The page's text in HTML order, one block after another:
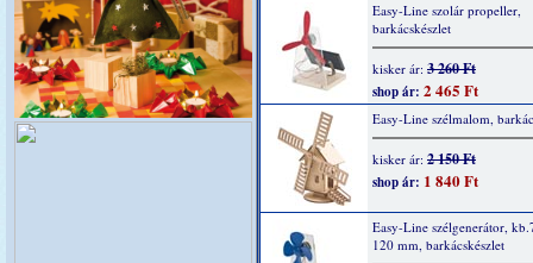
Easy-Line szolár propeller,
barkácskészlet
kisker ár: 3 260 Ft
shop ár: 2 465 Ft
Easy-Line szélmalom,
kisker ár: 2 150 Ft
shop ár: 1 840 Ft
Easy-Line szélgenerátor,
120 mm, barkácskészlet